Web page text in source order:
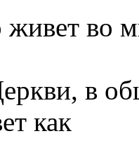
живет во
в
как